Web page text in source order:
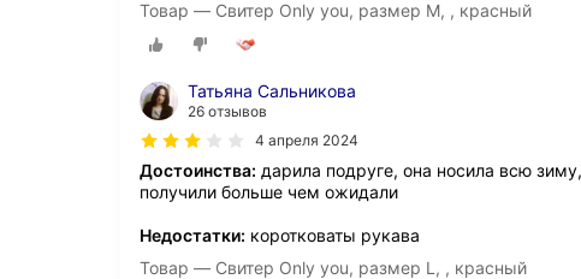
Товар — Свитер Only you, размер M, , красный
Татьяна Сальникова
26 отзывов
4 апреля 2024
Достоинства: дарила подруге, она носила всю
получили больше чем ожидали
Недостатки: коротковаты рукава
Товар — Свитер Only you, размер L, , красный